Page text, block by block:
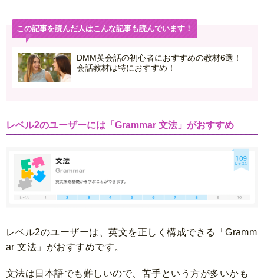
この記事を読んだ人はこんな記事も読んでいます！
DMM英会話の初心者におすすめの教材6選！
会話教材は特におすすめ！
レベル2のユーザーには「Grammar 文法」がおすすめ
レベル2のユーザーは、英文を正しく構成できる「Gramm
ar 文法」がおすすめです。
文法は日本語でも難しいので、苦手という方が多いかも